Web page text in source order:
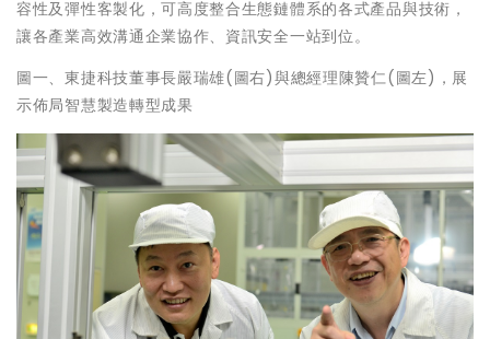
容性及彈性客製化，可高度整合生態鏈體系的各式產品與技術，
讓各產業高效溝通企業協作、資訊安全一站到位。
圖一、東捷科技董事長嚴瑞雄(圖右)與總經理陳贊仁(圖左)，展
示佈局智慧製造轉型成果